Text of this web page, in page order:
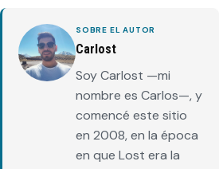
SOBRE EL AUTOR
Carlost
Soy Carlost —mi
nombre es Carlos—, y
comencé este sitio
en 2008, en la época
en que Lost era la